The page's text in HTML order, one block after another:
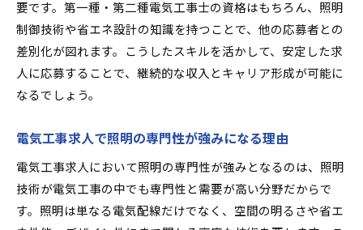
要です。第一種・第二種電気工事士の資格はもちろん、照明
制御技術や省エネ設計の知識を持つことで、他の応募者との
差別化が図れます。こうしたスキルを活かして、安定した求
人に応募することで、継続的な収入とキャリア形成が可能に
なるでしょう。
電気工事求人で照明の専門性が強みになる理由
電気工事求人において照明の専門性が強みとなるのは、照明
技術が電気工事の中でも専門性と需要が高い分野だからで
す。照明は単なる電気配線だけでなく、空間の明るさや省エ